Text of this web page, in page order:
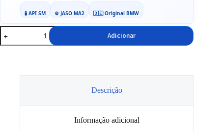
🧪 API SM ⚙️ JASO MA2 🇩🇪 Original BMW
Quantidade
de
Óleo
Adicionar
Descrição
Informação adicional